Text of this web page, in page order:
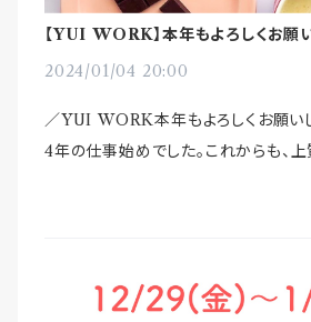
【YUI WORK】本年もよろしくお願
2024/01/04 20:00
／YUI WORK本年もよろしくお願い
4年の仕事始めでした。これからも、
仕事で作ったチョコレートで皆さんの